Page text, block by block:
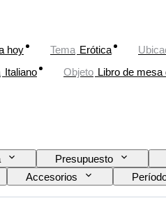
hoy Tema Erótica
Italiano Objeto Libro de mesa
Presupuesto
Accesorios
Color Vendido por